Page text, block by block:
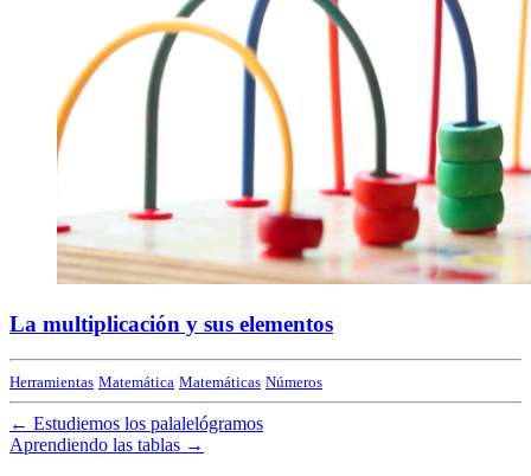
La multiplicación y sus elementos
Herramientas Matemática Matemáticas Números
← Estudiemos los palalelógramos
Aprendiendo las tablas →